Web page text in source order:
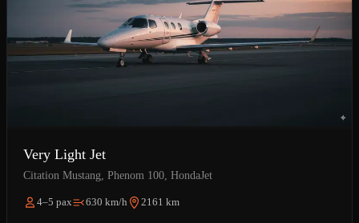
Very Light Jet
Citation Mustang, Phenom 100, HondaJet
4–5 pax 630 km/h 2161 km